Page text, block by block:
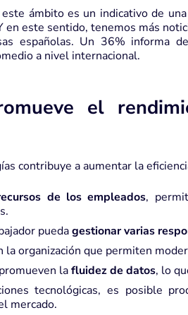
ámbito es un indicativo de
en este sentido, tenemos más
españolas. Un 36% informa
a nivel internacional.
el
contribuye a aumentar la
de los empleados,
puedagestionar varias
la organización que permiten
lafluidez de datos, lo
tecnológicas, es posible
mercado.